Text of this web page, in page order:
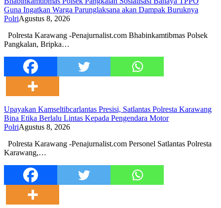
Guna Ingatkan Warga Parunglaksana akan Dampak Buruknya
PolriAgustus 8, 2026
Polresta Karawang -Penajurnalist.com Bhabinkamtibmas Polsek
Pangkalan, Bripka…
Upayakan Kamseltibcarlantas Presisi, Satlantas Polresta Karawang
Bina Etika Berlalu Lintas Kepada Pengendara Motor
PolriAgustus 8, 2026
Polresta Karawang -Penajurnalist.com Personel Satlantas Polresta
Karawang,…